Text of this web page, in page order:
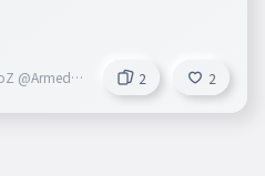
@Armed創
2 2